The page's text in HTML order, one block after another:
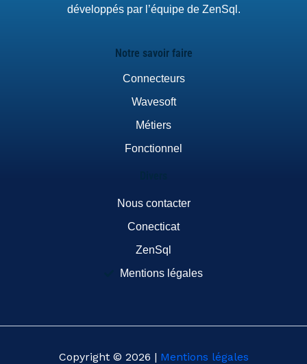
développés par l’équipe de ZenSql.
Notre savoir faire
Connecteurs
Wavesoft
Métiers
Fonctionnel
Nous contacter
Conecticat
ZenSql
Mentions légales
Copyright © 2026 | Mentions légales